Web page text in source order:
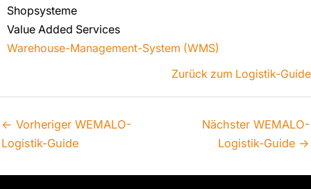
Shopsysteme
Value Added Services
Warehouse-Management-System (WMS)
Zurück zum Logistik-Guide
← Vorheriger WEMALO-
Logistik-Guide
Nächster WEMALO-
Logistik-Guide →